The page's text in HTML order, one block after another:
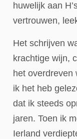
huwelijk aan
vertrouwen,
Het schrijven
krachtige wijn,
het overdreven
ik het heb
dat ik steeds
jaren. Toen ik
Ierland